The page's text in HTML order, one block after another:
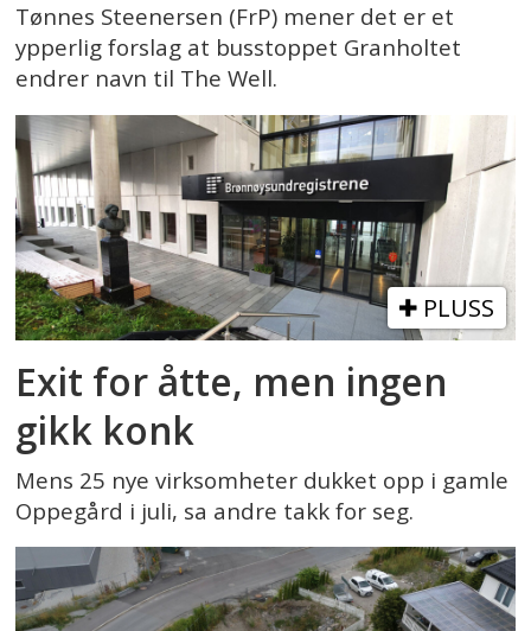
Tønnes Steenersen (FrP) mener det er et
ypperlig forslag at busstoppet Granholtet
endrer navn til The Well.
PLUSS
Exit for åtte, men ingen
gikk konk
Mens 25 nye virksomheter dukket opp i gamle
Oppegård i juli, sa andre takk for seg.